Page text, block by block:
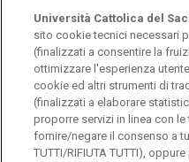
© Università Cattolica del
Largo A. Gemelli 1, 20123
PI 02133120150
Università Cattolica del
sito cookie tecnici necessari
(finalizzati a consentire la
ottimizzare l'esperienza
cookie ed altri strumenti di
(finalizzati a elaborare
proporre servizi in linea con le
fornire/negare il consenso a
TUTTI/RIFIUTA TUTTI),